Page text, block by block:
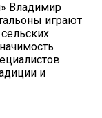
Владимир
играют
и